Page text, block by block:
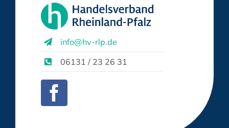
info@hv-rlp.de
06131 / 23 26 31